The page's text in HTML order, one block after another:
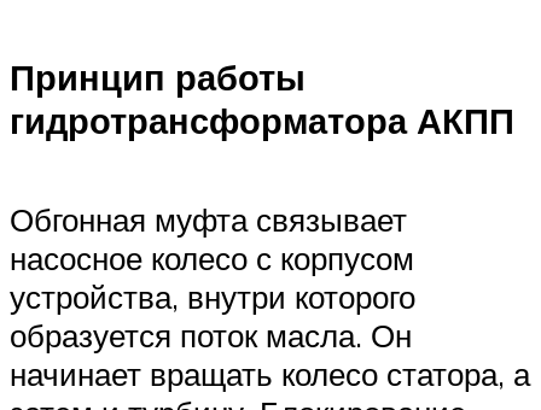
Принцип работы
гидротрансформатора АКПП
Обгонная муфта связывает
насосное колесо с корпусом
устройства, внутри которого
образуется поток масла. Он
начинает вращать колесо статора, а